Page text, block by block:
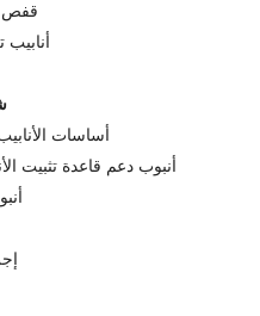
قفص
أنابيب
أساسات
أنبوب دعم قاعدة تثبيت